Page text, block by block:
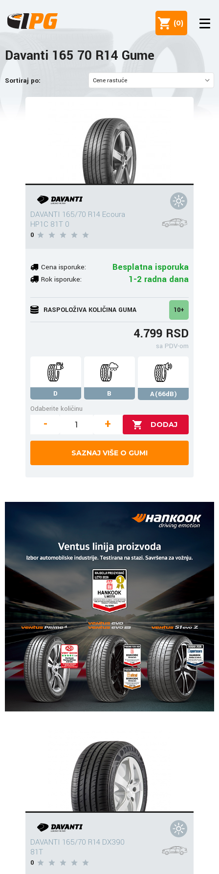
(0)
Davanti 165 70 R14 Gume
Sortiraj po:
DAVANTI 165/70 R14 Ecoura
HP1C 81T 0
0
Cena isporuke: Besplatna isporuka
Rok isporuke: 1-2 radna dana
RASPOLOŽIVA KOLIČINA GUMA 10+
4.799 RSD
sa PDV-om
D B
A(66dB)
Odaberite količinu
- +
SAZNAJ VIŠE O GUMI
DAVANTI 165/70 R14 DX390
81T
0